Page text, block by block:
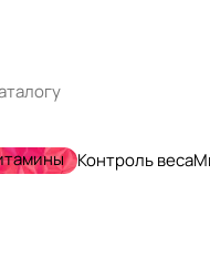
Контроль веса